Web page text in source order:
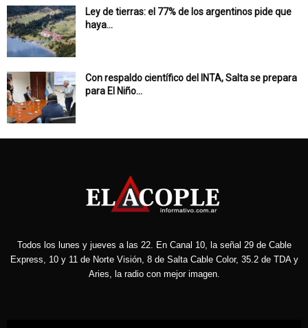
Ley de tierras: el 77% de los argentinos pide que
haya...
Con respaldo científico del INTA, Salta se prepara
para El Niño...
Todos los lunes y jueves a las 22. En Canal 10, la señal 29 de Cable
Express, 10 y 11 de Norte Visión, 8 de Salta Cable Color, 35.2 de TDA y
Aries, la radio con mejor imagen.